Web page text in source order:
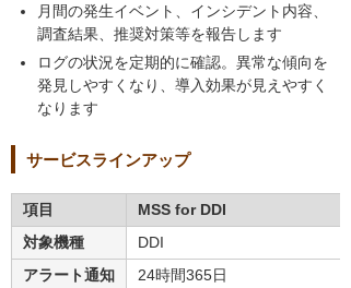
月間の発生イベント、インシデント内容、
調査結果、推奨対策等を報告します
ログの状況を定期的に確認。異常な傾向を
発見しやすくなり、導入効果が見えやすく
なります
サービスラインアップ
項目
MSS for DDI
対象機種
DDI
アラート通知
24時間365日